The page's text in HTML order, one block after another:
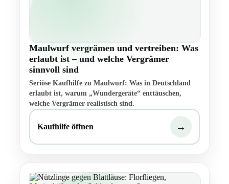
Maulwurf vergrämen und vertreiben: Was
erlaubt ist – und welche Vergrämer
sinnvoll sind
Seriöse Kaufhilfe zu Maulwurf: Was in Deutschland
erlaubt ist, warum „Wundergeräte“ enttäuschen,
welche Vergrämer realistisch sind.
Kaufhilfe öffnen →